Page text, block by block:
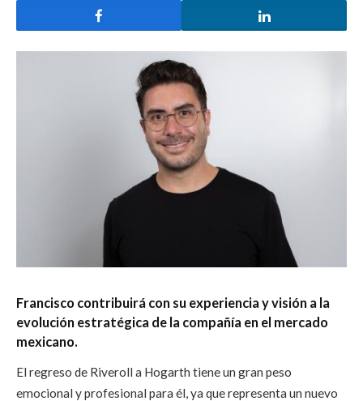
Francisco contribuirá con su experiencia y visión a la
evolución estratégica de la compañía en el mercado
mexicano.
El regreso de Riveroll a Hogarth tiene un gran peso
emocional y profesional para él, ya que representa un nuevo